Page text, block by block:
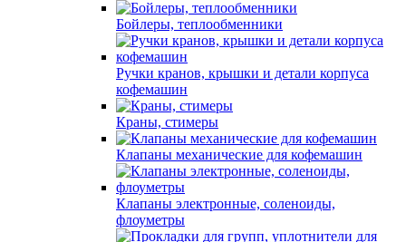
Бойлеры, теплообменники
Ручки кранов, крышки и детали корпуса
кофемашин
Краны, стимеры
Клапаны механические для кофемашин
Клапаны электронные, соленоиды,
флоуметры